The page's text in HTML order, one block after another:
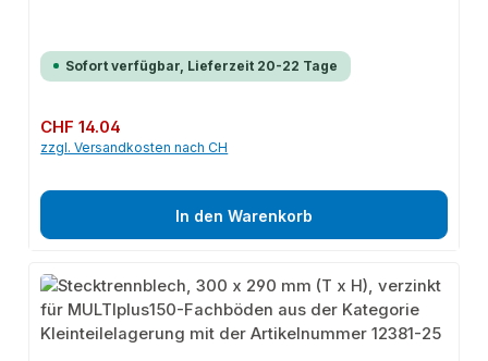
Sofort verfügbar, Lieferzeit 20-22 Tage
Regulärer Preis:
CHF 14.04
zzgl. Versandkosten nach CH
In den Warenkorb